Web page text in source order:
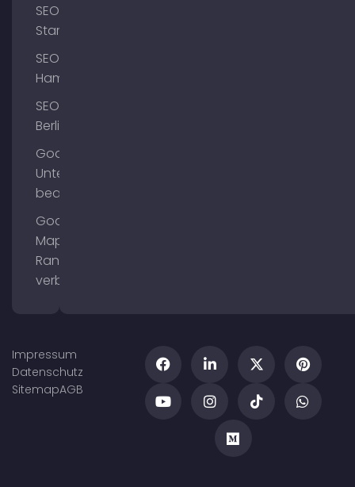
SEO
Starnberg
SEO
Hamburg
SEO
Berlin
Google
Unternehmensprofil
bearbeiten
Google
Maps
Ranking
verbessern
Impressum
Datenschutz
SitemapAGB